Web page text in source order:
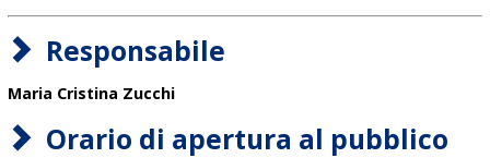
Responsabile
Maria Cristina Zucchi
Orario di apertura al pubblico